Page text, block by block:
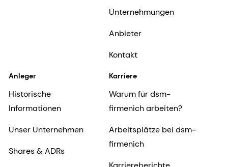
Unternehmungen
Anbieter
Kontakt
Anleger
Historische
Informationen
Unser Unternehmen
Shares & ADRs
Karriere
Warum für dsm-
firmenich arbeiten?
Arbeitsplätze bei dsm-
firmenich